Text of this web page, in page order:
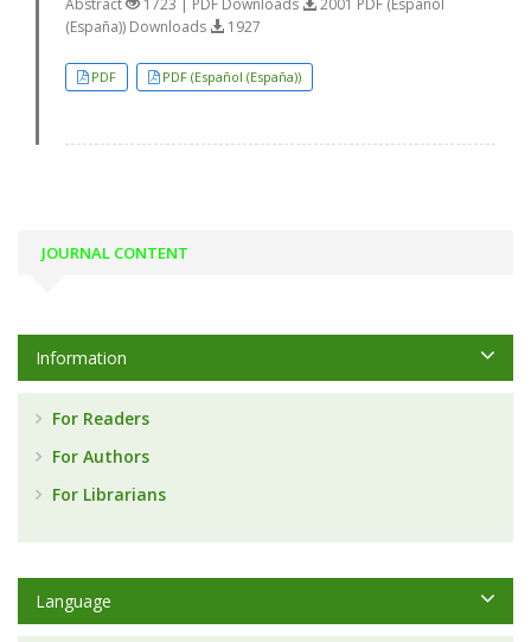
Abstract
1723 | PDF Downloads
2001 PDF (Español
(España)) Downloads
1927
PDF PDF (Español (España))
JOURNAL CONTENT
Information
For Readers
For Authors
For Librarians
Language